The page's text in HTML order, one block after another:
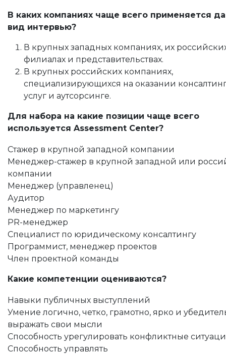
В каких компаниях чаще всего применяется
вид интервью?
В крупных западных компаниях, их
филиалах и представительствах.
В крупных российских компаниях,
специализирующихся на оказании
услуг и аутсорсинге.
Для набора на какие позиции чаще всего
используется Assessment Center?
Стажер в крупной западной компании
Менеджер-стажер в крупной западной или
компании
Менеджер (управленец)
Аудитор
Менеджер по маркетингу
PR-менеджер
Специалист по юридическому консалтингу
Программист, менеджер проектов
Член проектной команды
Какие компетенции оцениваются?
Навыки публичных выступлений
Умение логично, четко, грамотно, ярко и
выражать свои мысли
Способность урегулировать конфликтные
Способность управлять